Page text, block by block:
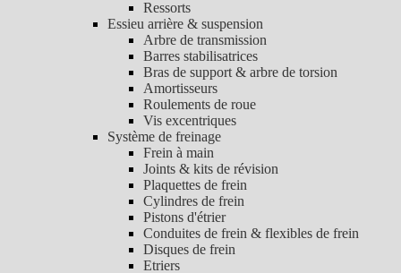
Ressorts
Essieu arrière & suspension
Arbre de transmission
Barres stabilisatrices
Bras de support & arbre de torsion
Amortisseurs
Roulements de roue
Vis excentriques
Système de freinage
Frein à main
Joints & kits de révision
Plaquettes de frein
Cylindres de frein
Pistons d'étrier
Conduites de frein & flexibles de frein
Disques de frein
Etriers